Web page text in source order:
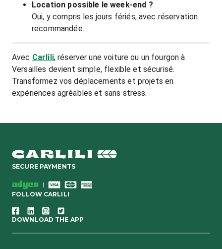
Location possible le week-end ?
Oui, y compris les jours fériés, avec réservation
recommandée.
Avec Carlili, réserver une voiture ou un fourgon à
Versailles devient simple, flexible et sécurisé.
Transformez vos déplacements et projets en
expériences agréables et sans stress.
SECURE PAYMENTS
|
FOLLOW CARLILI
DOWNLOAD THE APP